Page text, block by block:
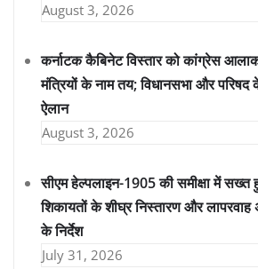
August 3, 2026
कर्नाटक कैबिनेट विस्तार को कांग्रेस
मंत्रियों के नाम तय; विधानसभा और परिषद
ऐलान
August 3, 2026
सीएम हेल्पलाइन-1905 की समीक्षा में सख्त
शिकायतों के शीघ्र निस्तारण और लापरवाह
के निर्देश
July 31, 2026